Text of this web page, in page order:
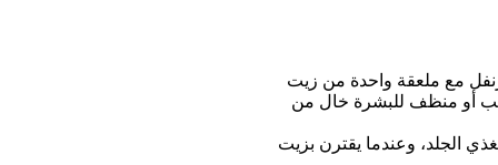
ثم خلط 3 إلى 5 قطرات من زيت القرنفل مع ملعقة واحدة من زيت
أو منظف للبشرة خال من
الجلد، وعندما يقترن بزيت